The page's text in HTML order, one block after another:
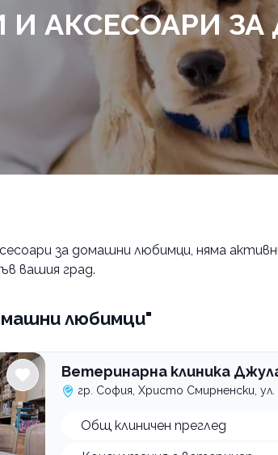
И АКСЕСОАРИ
за домашни любимци, няма
вашия град.
любимци"
Ветеринарна клиника
гр. София, Христо Смирненски, ул.
Общ клиничен преглед